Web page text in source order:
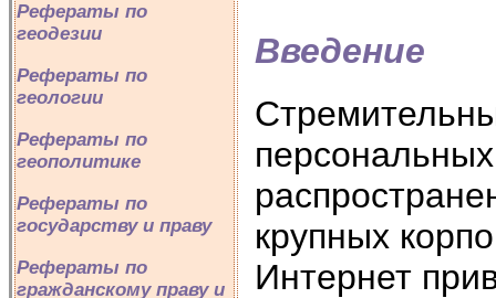
Рефераты по
геодезии
Рефераты по
геологии
Рефераты по
геополитике
Рефераты по
государству и праву
Рефераты по
гражданскому праву и
Введение
крупных
Интернет